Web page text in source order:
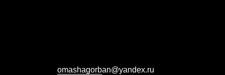
omashagorbаn@yandex.ru